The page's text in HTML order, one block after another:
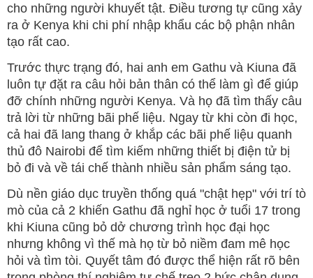
cho những người khuyết tật. Điều tương tự cũng xảy
ra ở Kenya khi chi phí nhập khẩu các bộ phận nhân
tạo rất cao.
Trước thực trạng đó, hai anh em Gathu và Kiuna đã
luôn tự đặt ra câu hỏi bản thân có thể làm gì để giúp
đỡ chính những người Kenya. Và họ đã tìm thấy câu
trả lời từ những bãi phế liệu. Ngay từ khi còn đi học,
cả hai đã lang thang ở khắp các bãi phế liệu quanh
thủ đô Nairobi để tìm kiếm những thiết bị điện tử bị
bỏ đi và về tái chế thành nhiều sản phẩm sáng tạo.
Dù nền giáo dục truyền thống quá "chật hẹp" với trí tò
mò của cả 2 khiến Gathu đã nghỉ học ở tuổi 17 trong
khi Kiuna cũng bỏ dở chương trình học đại học
nhưng không vì thế mà họ từ bỏ niềm đam mê học
hỏi và tìm tòi. Quyết tâm đó được thể hiện rất rõ bên